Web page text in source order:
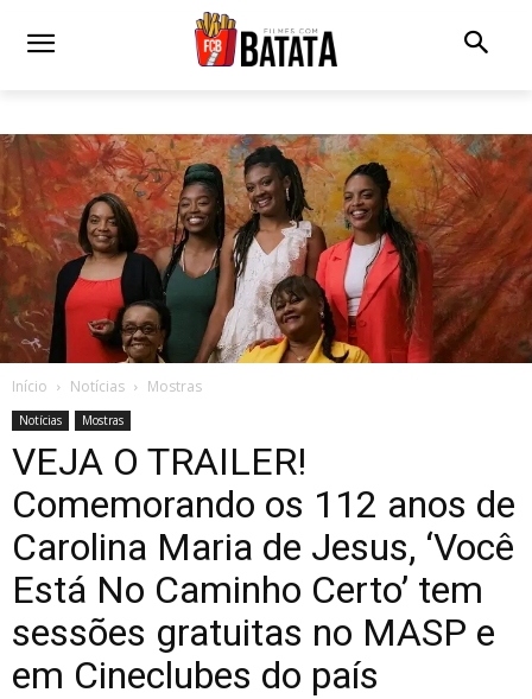
Início Notícias Mostras
Notícias Mostras
VEJA O TRAILER!
Comemorando os 112 anos de
Carolina Maria de Jesus, ‘Você
Está No Caminho Certo’ tem
sessões gratuitas no MASP e
em Cineclubes do país